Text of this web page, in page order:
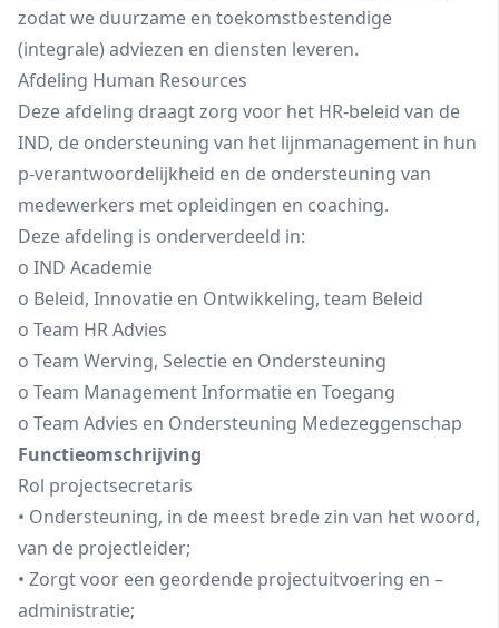
zodat we duurzame en toekomstbestendige
(integrale) adviezen en diensten leveren.
Afdeling Human Resources
Deze afdeling draagt zorg voor het HR-beleid van de
IND, de ondersteuning van het lijnmanagement in hun
p-verantwoordelijkheid en de ondersteuning van
medewerkers met opleidingen en coaching.
Deze afdeling is onderverdeeld in:
o IND Academie
o Beleid, Innovatie en Ontwikkeling, team Beleid
o Team HR Advies
o Team Werving, Selectie en Ondersteuning
o Team Management Informatie en Toegang
o Team Advies en Ondersteuning Medezeggenschap
Functieomschrijving
Rol projectsecretaris
• Ondersteuning, in de meest brede zin van het woord,
van de projectleider;
• Zorgt voor een geordende projectuitvoering en –
administratie;